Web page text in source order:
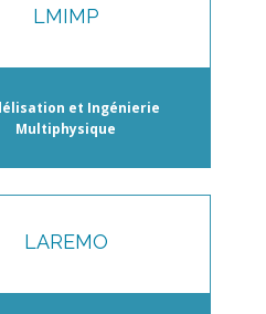
LMIMP
et Ingénierie
Multiphysique
LAREMO